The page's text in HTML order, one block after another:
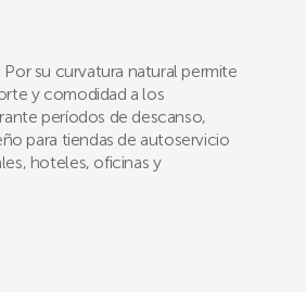
Por su curvatura natural permite
y comodidad a los
períodos de descanso,
para tiendas de autoservicio
hoteles, oficinas y